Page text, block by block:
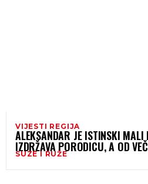
VIJESTI REGIJA
ALEKSANDAR JE ISTINSKI
IZDRŽAVA PORODICU, A OD
SVOJ DOM
SUZE I RUŽE